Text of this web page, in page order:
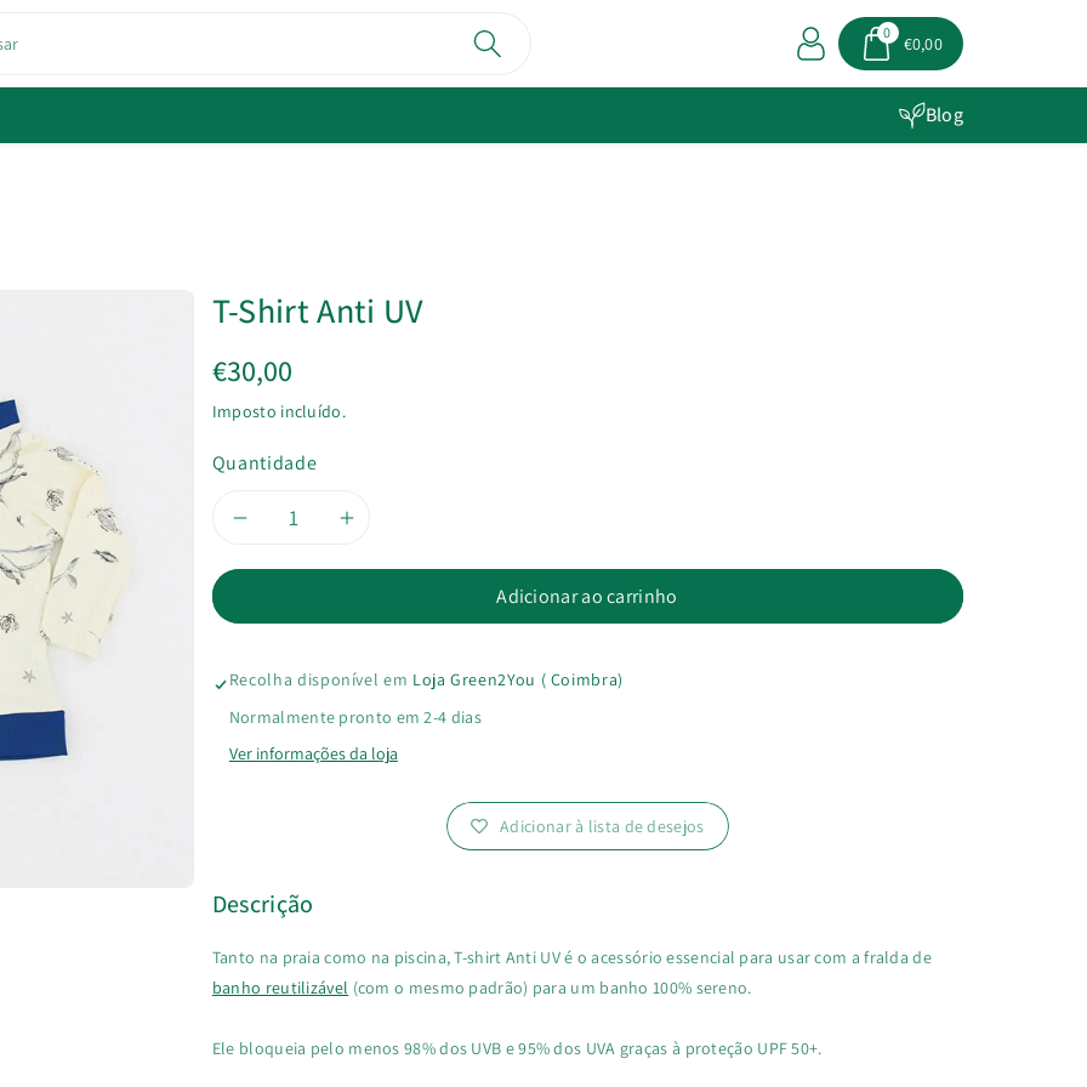
0
€0,00
Blog
T-Shirt Anti UV
€30,00
Imposto incluído.
Quantidade
Diminuir
de
T-
UV
Aumentar
de
T-
Adicionar ao carrinho
Recolha disponível em Loja Green2You ( Coimbra)
Normalmente pronto em 2-4 dias
Ver informações da loja
Adicionar à lista de desejos
Descrição
Tanto na praia como na piscina, T-shirt Anti UV é o acessório essencial para usar com a fralda de
banho reutilizável (com o mesmo padrão) para um banho 100% sereno.
Ele bloqueia pelo menos 98% dos UVB e 95% dos UVA graças à proteção UPF 50+.